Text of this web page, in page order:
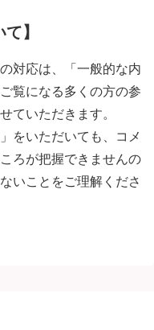
】
対応は、「一般的な内
覧になる多くの方の参
ていただきます。
をいただいても、コメ
ろが把握できませんの
いことをご理解くださ